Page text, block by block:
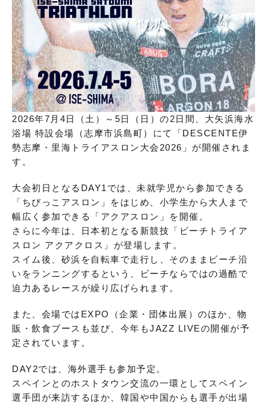
2026年7月4日（土）～5日（日）の2日間、大矢浜海水
浴場 特設会場（志摩市浜島町）にて「DESCENTE伊
勢志摩・里海トライアスロン大会2026」が開催されま
す。
大会初日となるDAY1では、未就学児から参加できる
「ちびっこアスロン」をはじめ、小学生から大人まで
幅広く参加できる「アクアスロン」を開催。
さらに今年は、日本初となる新競技「ビーチトライア
スロン アクアクロス」が登場します。
スイム後、砂浜を自転車で走行し、そのままビーチ沿
いをランニングするという、ビーチならではの過酷で
迫力あるレースが繰り広げられます。
また、会場ではEXPO（企業・団体出展）のほか、物
販・飲食ブースも並び、今年もJAZZ LIVEの開催が予
定されています。
DAY2では、海外選手も参加予定。
スペインとのホストタウン交流の一環としてスペイン
選手団が来訪するほか、韓国や中国からも選手が出場